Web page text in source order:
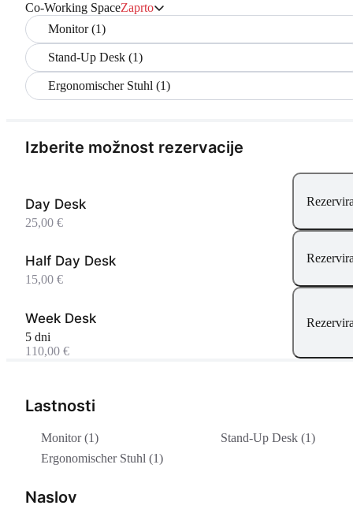
Co-Working SpaceZaprto
Monitor (1)
Stand-Up Desk (1)
Ergonomischer Stuhl (1)
Lastnosti
Monitor (1)
Stand-Up Desk (1)
Ergonomischer Stuhl (1)
Naslov
Izberite možnost rezervacije
Day Desk
25,00 €
Half Day Desk
15,00 €
Week Desk
5 dni
110,00 €